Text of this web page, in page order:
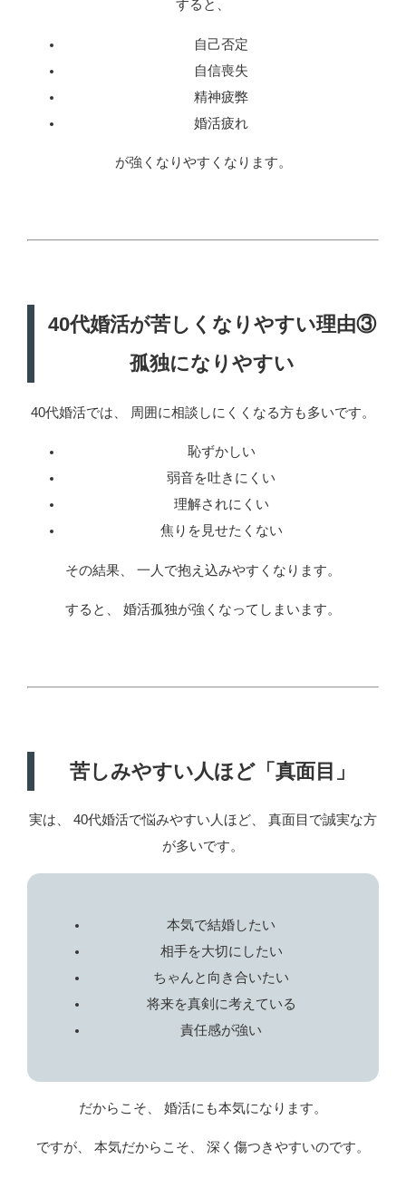
すると、
自己否定
自信喪失
精神疲弊
婚活疲れ
が強くなりやすくなります。
40代婚活が苦しくなりやすい理由③
孤独になりやすい
40代婚活では、 周囲に相談しにくくなる方も多いです。
恥ずかしい
弱音を吐きにくい
理解されにくい
焦りを見せたくない
その結果、 一人で抱え込みやすくなります。
すると、 婚活孤独が強くなってしまいます。
苦しみやすい人ほど「真面目」
実は、 40代婚活で悩みやすい人ほど、 真面目で誠実な方
が多いです。
本気で結婚したい
相手を大切にしたい
ちゃんと向き合いたい
将来を真剣に考えている
責任感が強い
だからこそ、 婚活にも本気になります。
ですが、 本気だからこそ、 深く傷つきやすいのです。